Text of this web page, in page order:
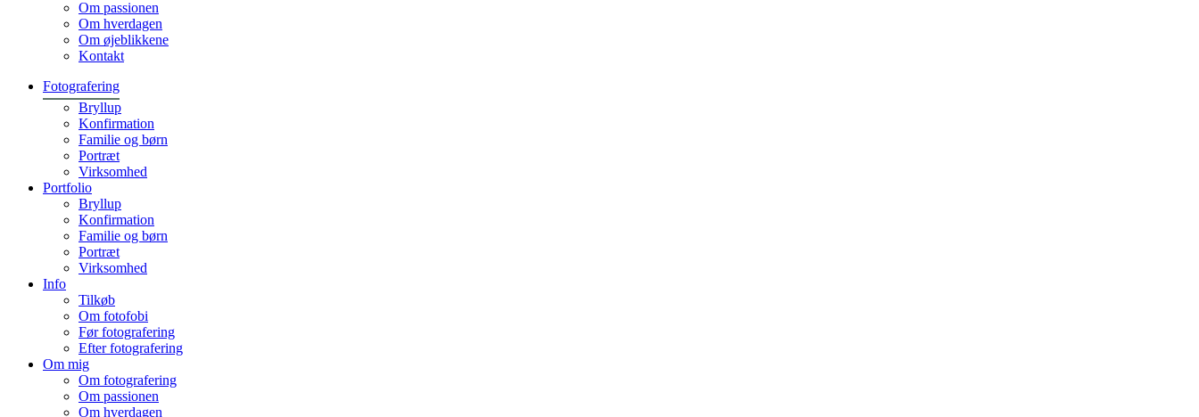
Om passionen
Om hverdagen
Om øjeblikkene
Kontakt
Fotografering
Bryllup
Konfirmation
Familie og børn
Portræt
Virksomhed
Portfolio
Bryllup
Konfirmation
Familie og børn
Portræt
Virksomhed
Info
Tilkøb
Om fotofobi
Før fotografering
Efter fotografering
Om mig
Om fotografering
Om passionen
Om hverdagen